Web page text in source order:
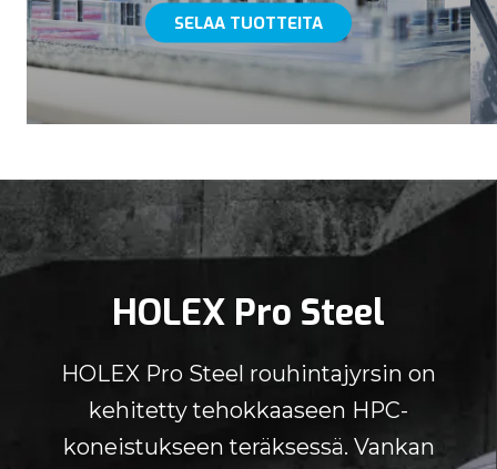
SELAA TUOTTEITA
HOLEX Pro Steel
HOLEX Pro Steel rouhintajyrsin on
kehitetty tehokkaaseen HPC-
koneistukseen teräksessä. Vankan